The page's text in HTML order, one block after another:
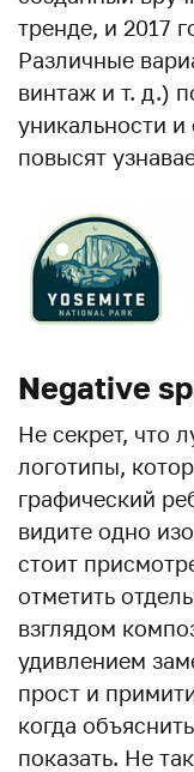
тренде, и 2017
Различные
винтаж и т. д.)
уникальности
повысят
Negative
Не секрет, что
логотипы,
графический
видите одно
стоит
отметить
взглядом
удивлением
прост и
когда
показать. Не